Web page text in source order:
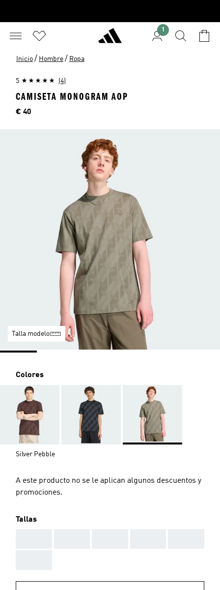
1
Inicio / Hombre / Ropa
5 (4)
CAMISETA MONOGRAM AOP
Precio
€ 40
Talla modelo
Colores
Silver Pebble
A este producto no se le aplican algunos descuentos y
promociones.
Tallas